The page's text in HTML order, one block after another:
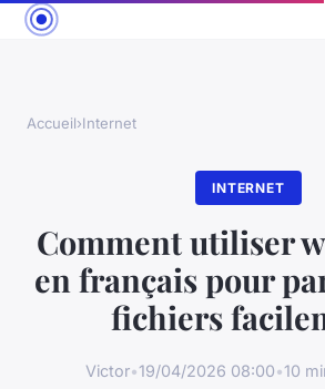
Accueil›Internet
INTERNET
Comment utiliser
en français pour
fichiers
Victor•19/04/2026 08:00•10